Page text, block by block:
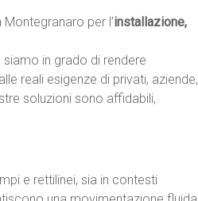
per l’installazione,
in grado di rendere
reali esigenze di privati, aziende,
soluzioni sono affidabili,
e rettilinei, sia in contesti